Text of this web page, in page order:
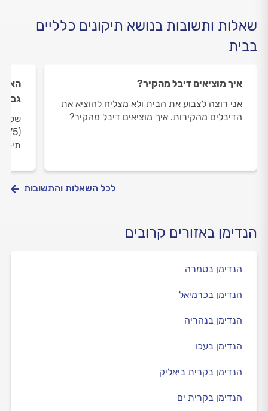
שאלות ותשובות בנושא תיקונים כלליים
בבית
איך מוציאים דיבל מהקיר?
אני רוצה לצבוע את הבית ולא מצליח להוציא את
הדיבלים מהקירות. איך מוציאים דיבל מהקיר?
לכל השאלות והתשובות
הנדימן באזורים קרובים
הנדימן בטמרה
הנדימן בכרמיאל
הנדימן בנהריה
הנדימן בעכו
הנדימן בקרית ביאליק
הנדימן בקרית ים